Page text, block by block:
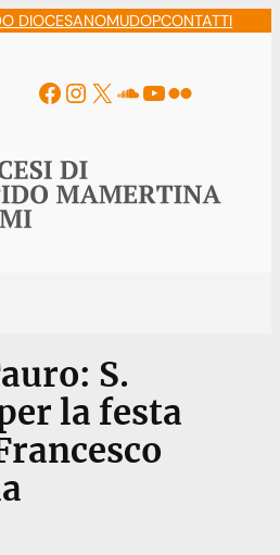
DIOCESANOMUDOPCONTATTI
Facebook
Instagram
X Soundcloud
YouTube
Flickr
S.
la festa